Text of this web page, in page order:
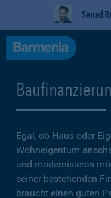
Senad
Egal, ob Haus oder
Wohneigentum
und modernisieren
seiner bestehenden
braucht einen guten